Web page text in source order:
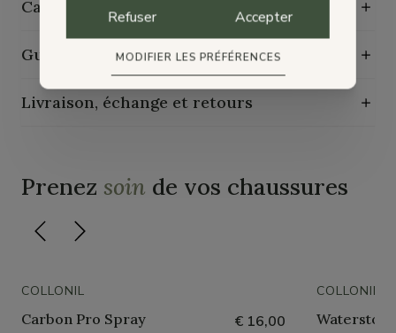
Caractéristiques de durabilité
Guide d'entretien
Livraison, échange et retours
Prenez soin de vos chaussures
COLLONIL
Carbon Pro Spray € 16,00
COLLONIL
Waterstop
Refuser Accepter
MODIFIER LES PRÉFÉRENCES